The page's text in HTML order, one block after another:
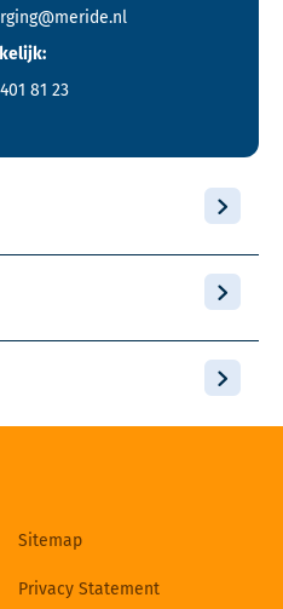
81 23
Sitemap
Privacy Statement